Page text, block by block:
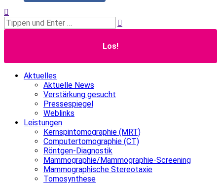
Search:
Aktuelles
Aktuelle News
Verstärkung gesucht
Pressespiegel
Weblinks
Leistungen
Kernspintomographie (MRT)
Computertomographie (CT)
Röntgen-Diagnostik
Mammographie/Mammographie-Screening
Mammographische Stereotaxie
Tomosynthese